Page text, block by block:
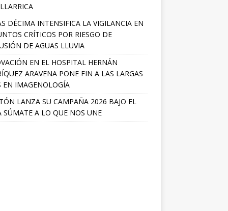
DÉCIMA INTENSIFICA LA VIGILANCIA EN
CRÍTICOS POR RIESGO DE
DE AGUAS LLUVIA
EN EL HOSPITAL HERNÁN
ARAVENA PONE FIN A LAS LARGAS
EN IMAGENOLOGÍA
LANZA SU CAMPAÑA 2026 BAJO EL
SÚMATE A LO QUE NOS UNE